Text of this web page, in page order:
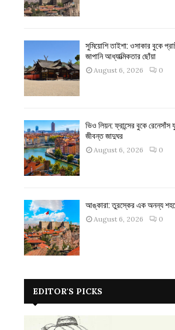
সুমিয়োশি তাইশা: ওসাকার বুকে
জাপানি আধ্যাত্মিকতার ছোঁয়া
August 6, 2026 0
ভিও লিয়ন: ফ্রান্সের বুকে
জীবন্ত জাদুঘর
August 6, 2026 0
আঙ্কারা: তুরস্কের এক অনন্য
August 6, 2026 0
EDITOR'S PICKS